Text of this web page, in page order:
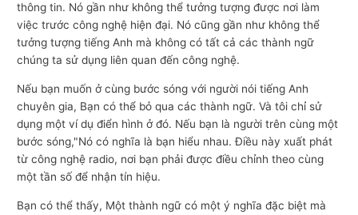
thông tin. Nó gần như không thể tưởng tượng được nơi làm
việc trước công nghệ hiện đại. Nó cũng gần như không thể
tưởng tượng tiếng Anh mà không có tất cả các thành ngữ
chúng ta sử dụng liên quan đến công nghệ.
Nếu bạn muốn ở cùng bước sóng với người nói tiếng Anh
chuyên gia, Bạn có thể bỏ qua các thành ngữ. Và tôi chỉ sử
dụng một ví dụ điển hình ở đó. Nếu bạn là người trên cùng một
bước sóng,"Nó có nghĩa là bạn hiểu nhau. Điều này xuất phát
từ công nghệ radio, nơi bạn phải được điều chỉnh theo cùng
một tần số để nhận tín hiệu.
Bạn có thể thấy, Một thành ngữ có một ý nghĩa đặc biệt mà